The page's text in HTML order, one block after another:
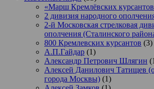
«Марш Кремлёвских
2 дивизия народного
2-й Московская стрелковая
ополчения (Сталинского
800 Кремлевских курсантов (3)
А.П.Гайдар (1)
Александр Петрович Шлягин
Алексей Данилович Татищев
города Москвы) (1)